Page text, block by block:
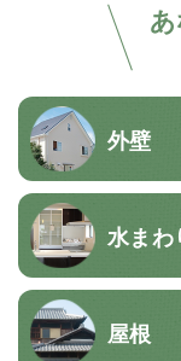
外壁
水まわ
屋根